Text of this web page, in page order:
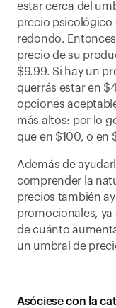
estar cerca del
precio psicológico
redondo.
precio de su
$9.99. Si hay un
querrás estar en
opciones
más altos: por lo
que en $100, o en
Además de
comprender la
precios también
promocionales, ya
de cuánto
un umbral de
Asóciese con la